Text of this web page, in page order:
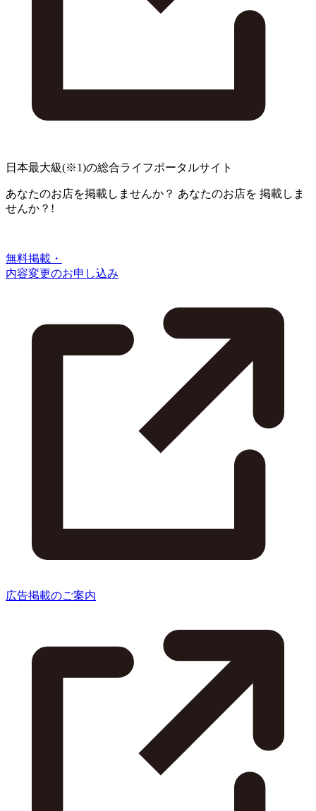
日本最大級(※1)の総合ライフポータルサイト
あなたのお店を掲載しませんか？ あなたのお店を 掲載しま
せんか？!
無料掲載・
内容変更のお申し込み
広告掲載のご案内